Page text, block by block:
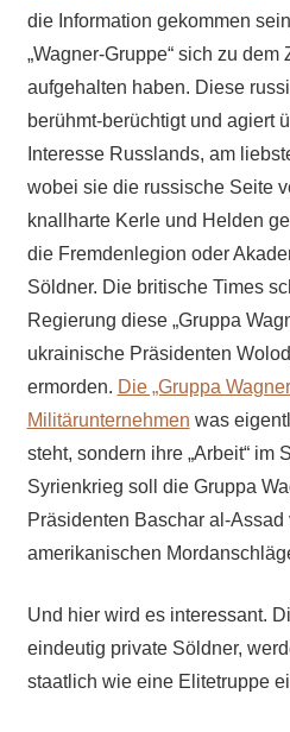
die Information gekommen
„Wagner-Gruppe“ sich zu
aufgehalten haben. Diese
berühmt-berüchtigt und agiert
Interesse Russlands, am
wobei sie die russische Seite
knallharte Kerle und Helden
die Fremdenlegion oder
Söldner. Die britische Times
Regierung diese „Gruppa
ukrainische Präsidenten
ermorden. Die „Gruppa
Militärunternehmen was
steht, sondern ihre „Arbeit“ im
Syrienkrieg soll die Gruppa
Präsidenten Baschar al-Assad
amerikanischen
Und hier wird es interessant.
eindeutig private Söldner,
staatlich wie eine Elitetruppe